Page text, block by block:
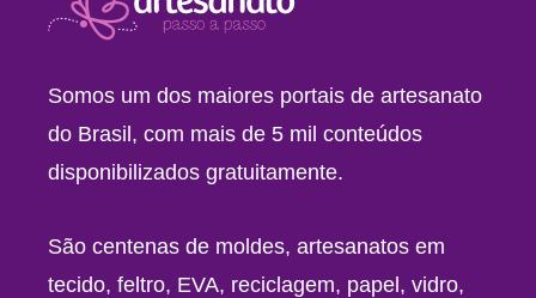
Somos um dos maiores portais de artesanato
do Brasil, com mais de 5 mil conteúdos
disponibilizados gratuitamente.
São centenas de moldes, artesanatos em
tecido, feltro, EVA, reciclagem, papel, vidro,